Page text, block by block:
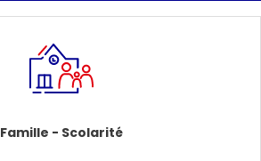
Famille - Scolarité